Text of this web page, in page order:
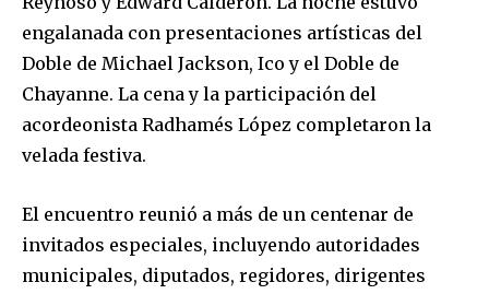
engalanada con presentaciones artísticas del
Doble de Michael Jackson, Ico y el Doble de
Chayanne. La cena y la participación del
acordeonista Radhamés López completaron la
velada festiva.
El encuentro reunió a más de un centenar de
invitados especiales, incluyendo autoridades
municipales, diputados, regidores, dirigentes